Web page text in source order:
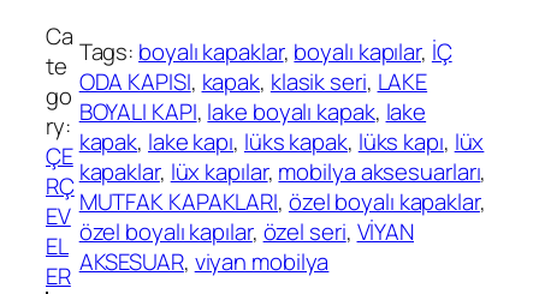
Ca
te
go
ry:
ÇE
RÇ
EV
EL
ER
Tags: boyalı kapaklar, boyalı kapılar, İÇ
ODA KAPISI, kapak, klasik seri, LAKE
BOYALI KAPI, lake boyalı kapak, lake
kapak, lake kapı, lüks kapak, lüks kapı, lüx
kapaklar, lüx kapılar, mobilya aksesuarları
MUTFAK KAPAKLARI, özel boyalı kapaklar
özel boyalı kapılar, özel seri, VİYAN
AKSESUAR, viyan mobilya